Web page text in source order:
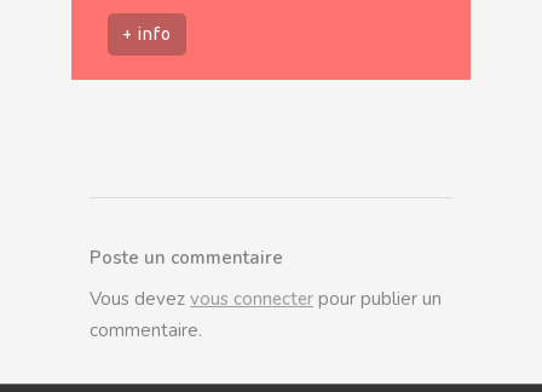
+ info
Poste un commentaire
Vous devez vous connecter pour publier un
commentaire.